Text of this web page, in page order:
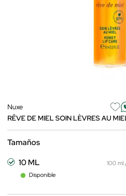
Nuxe
RÊVE DE MIEL SOIN LÈVRES AU
Tamaños
10 ML
Disponible
100